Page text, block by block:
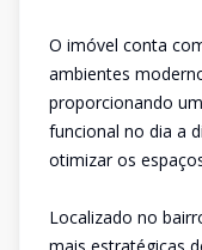
O imóvel conta
ambientes
proporcionando
funcional no dia a
otimizar os
Localizado no